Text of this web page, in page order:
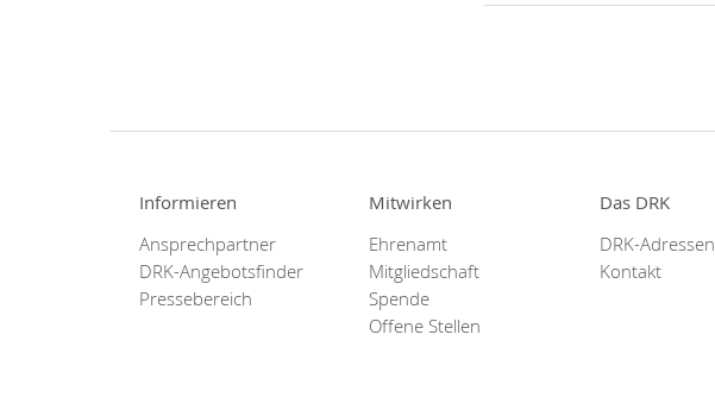
Informieren
Ansprechpartner
DRK-Angebotsfinder
Pressebereich
Mitwirken
Ehrenamt
Mitgliedschaft
Spende
Offene Stellen
Das DRK
DRK-Adressen
Kontakt